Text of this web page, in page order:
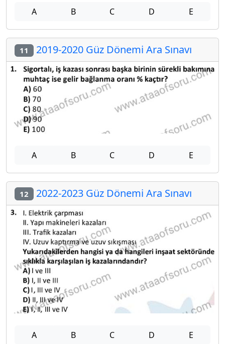
A B C D E
11 2019-2020 Güz Dönemi Ara Sınavı
A B C D E
12 2022-2023 Güz Dönemi Ara Sınavı
A B C D E